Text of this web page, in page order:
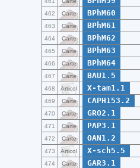
462 Carte BPhM60
463 Carte BPhM61
464 Carte BPhM62
465 Carte BPhM63
466 Carte BPhM64
467 Carte BAU1.5
468 Articol X-tam1.1
469 Carte CAPH153.2
470 Carte GRO2.1
471 Carte PAP3.1
472 Carte OAN1.2
473 Articol X-sch5.5
474 Carte GAR3.1